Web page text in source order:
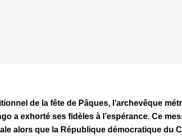
de la fête de Pâques, l’archevêque
a exhorté ses fidèles à l’espérance. Ce
alors que la République démocratique du